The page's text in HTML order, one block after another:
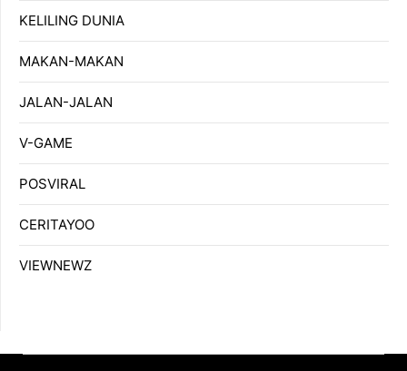
KELILING DUNIA
MAKAN-MAKAN
JALAN-JALAN
V-GAME
POSVIRAL
CERITAYOO
VIEWNEWZ